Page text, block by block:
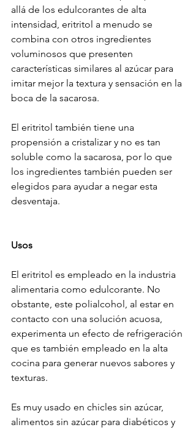
allá de los edulcorantes de alta
intensidad, eritritol a menudo se
combina con otros ingredientes
voluminosos que presenten
características similares al azúcar para
imitar mejor la textura y sensación en la
boca de la sacarosa.
El eritritol también tiene una
propensión a cristalizar y no es tan
soluble como la sacarosa, por lo que
los ingredientes también pueden ser
elegidos para ayudar a negar esta
desventaja.
Usos
El eritritol es empleado en la industria
alimentaria como edulcorante. No
obstante, este polialcohol, al estar en
contacto con una solución acuosa,
experimenta un efecto de refrigeración
que es también empleado en la alta
cocina para generar nuevos sabores y
texturas.
Es muy usado en chicles sin azúcar,
alimentos sin azúcar para diabéticos y